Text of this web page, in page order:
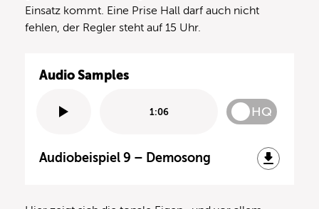
Einsatz kommt. Eine Prise Hall darf auch nicht
fehlen, der Regler steht auf 15 Uhr.
Audio Samples
1:06 HQ
Audiobeispiel 9 – Demosong